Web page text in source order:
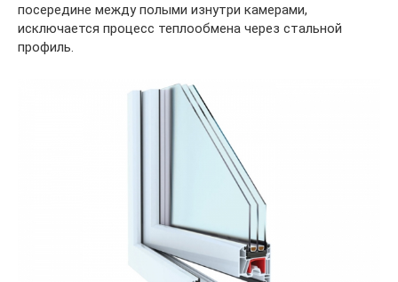
посередине между полыми изнутри камерами,
исключается процесс теплообмена через стальной
профиль.